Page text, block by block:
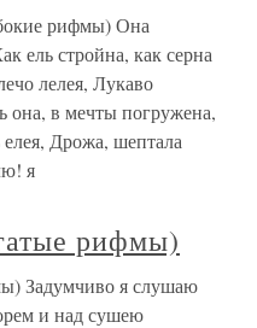
рифмы) Она
ель стройна, как серна
лелея, Лукаво
она, в мечты погружена,
Дрожа, шептала
я
рифмы)
Задумчиво я слушаю
и над сушею